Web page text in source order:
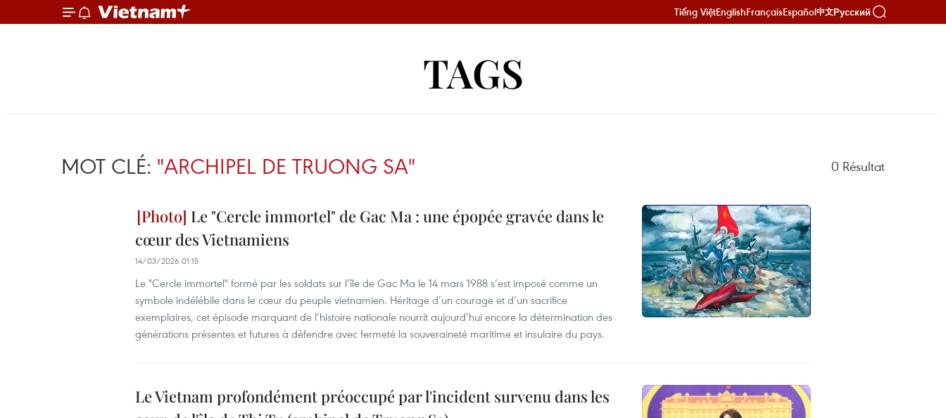
Tiếng ViệtEnglishFrançaisEspañol中文Русский
TAGS
MOT CLÉ: "ARCHIPEL DE TRUONG SA" 0 Résultat
Le "Cercle immortel" de Gac Ma : une épopée gravée dans le
cœur des Vietnamiens
14/03/2026 01:15
Le "Cercle immortel" formé par les soldats sur l’île de Gac Ma le 14 mars 1988 s’est imposé comme un
symbole indélébile dans le cœur du peuple vietnamien. Héritage d’un courage et d’un sacrifice
exemplaires, cet épisode marquant de l’histoire nationale nourrit aujourd’hui encore la détermination des
générations présentes et futures à défendre avec fermeté la souveraineté maritime et insulaire du pays.
Le Vietnam profondément préoccupé par l'incident survenu dans les